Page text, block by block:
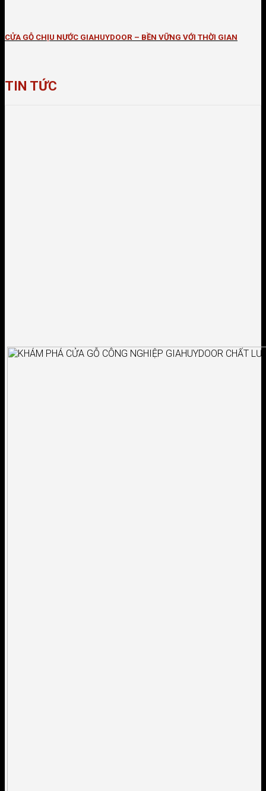
CỬA GỖ CHỊU NƯỚC GIAHUYDOOR – BỀN VỮNG VỚI THỜI GIAN
TIN TỨC